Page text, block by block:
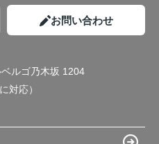
お問い合わせ
ルゴ乃木坂 1204
対応）